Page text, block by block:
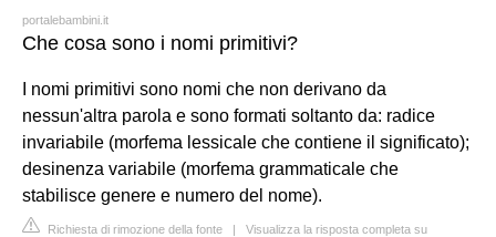
portalebambini.it
Che cosa sono i nomi primitivi?
I nomi primitivi sono nomi che non derivano da
nessun'altra parola e sono formati soltanto da: radice
invariabile (morfema lessicale che contiene il significato);
desinenza variabile (morfema grammaticale che
stabilisce genere e numero del nome).
Richiesta di rimozione della fonte | Visualizza la risposta completa su